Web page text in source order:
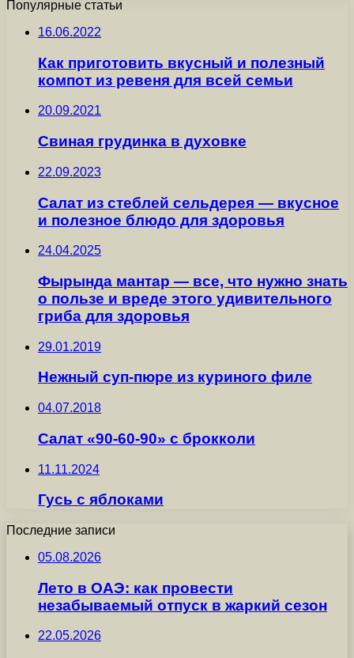
Популярные статьи
16.06.2022
Как приготовить вкусный и полезный
компот из ревеня для всей семьи
20.09.2021
Свиная грудинка в духовке
22.09.2023
Салат из стеблей сельдерея — вкусное
и полезное блюдо для здоровья
24.04.2025
Фырында мантар — все, что нужно знать
о пользе и вреде этого удивительного
гриба для здоровья
29.01.2019
Нежный суп-пюре из куриного филе
04.07.2018
Салат «90-60-90» с брокколи
11.11.2024
Гусь с яблоками
Последние записи
05.08.2026
Лето в ОАЭ: как провести
незабываемый отпуск в жаркий сезон
22.05.2026